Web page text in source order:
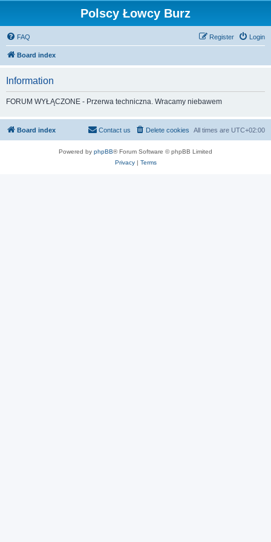
Polscy Łowcy Burz
FAQ Login
Register
Board index
Information
FORUM WYŁĄCZONE - Przerwa techniczna. Wracamy niebawem
Board index All times are UTC+02:00
Delete cookies
Contact us
Powered by phpBB® Forum Software © phpBB Limited
Privacy| Terms